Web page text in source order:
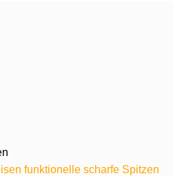
funktionelle scharfe Spitzen